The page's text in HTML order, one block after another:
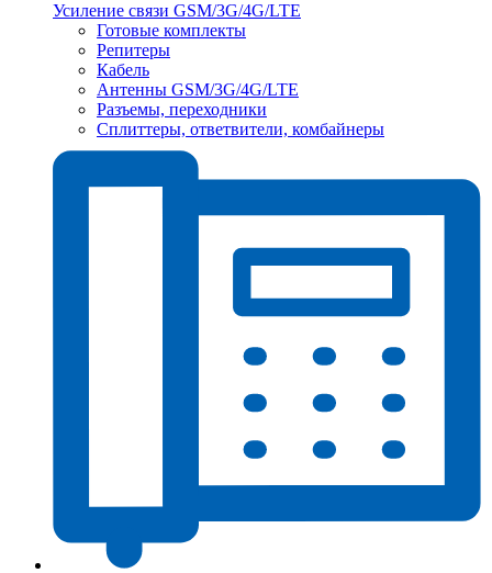
Усиление связи GSM/3G/4G/LTE
Готовые комплекты
Репитеры
Кабель
Антенны GSM/3G/4G/LTE
Разъемы, переходники
Сплиттеры, ответвители, комбайнеры